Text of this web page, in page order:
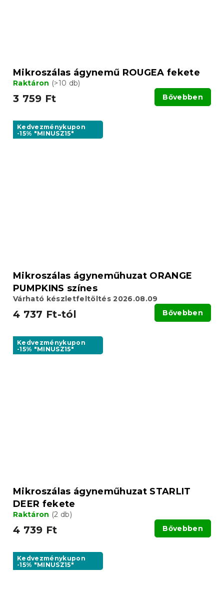
Mikroszálas ágynemű ROUGEA fekete
Raktáron (>10 db)
3 759 Ft Bővebben
Kedvezménykupon
-15% "MINUSZ15"
Mikroszálas ágyneműhuzat ORANGE
PUMPKINS színes
Várható készletfeltöltés 2026.08.09
4 737 Ft-tól Bővebben
Kedvezménykupon
-15% "MINUSZ15"
Mikroszálas ágyneműhuzat STARLIT
DEER fekete
Raktáron (2 db)
4 739 Ft Bővebben
Kedvezménykupon
-15% "MINUSZ15"